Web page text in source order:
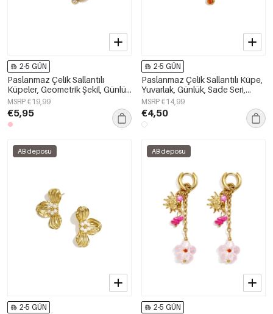
2-5 GÜN
Paslanmaz Çelik Sallantılı
Küpeler, Geometrik Şekil, Günlük
Kullanım İçin Sade Seri, Kadın
Takıları
MSRP €19,99
€5,95
2-5 GÜN
Paslanmaz Çelik Sallantılı Küpe,
Yuvarlak, Günlük, Sade Seri,
Kadın Takıları
MSRP €14,99
€4,50
AB deposu
2-5 GÜN
AB deposu
2-5 GÜN